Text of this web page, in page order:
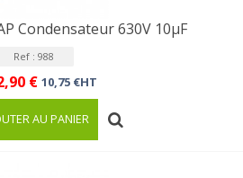
Condensateur 630V 10µF
Ref : 988
€ 10,75 €HT
AU PANIER